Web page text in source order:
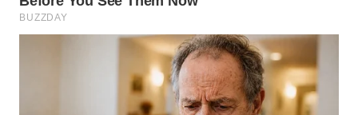
TANJUNG
LESUNG